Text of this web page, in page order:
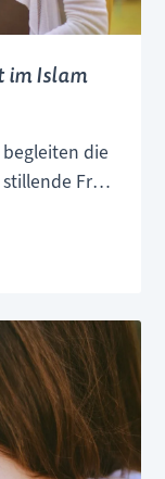
im Islam
begleiten die
Frau